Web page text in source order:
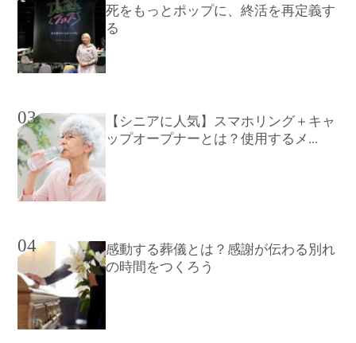
死をもっとポップに、終活を再定義す
る
03
【シニアに人気】スマホリング＋キャ
ップオープナーとは？使用するメ...
04
感動する葬儀とは？感謝が伝わる別れ
の時間をつくろう